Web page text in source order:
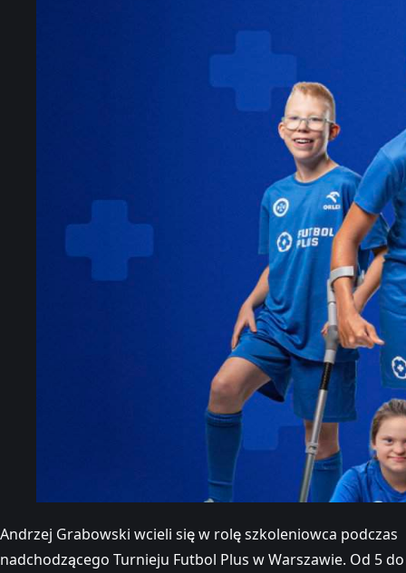
Andrzej Grabowski wcieli się w rolę szkoleniowca podczas
nadchodzącego Turnieju Futbol Plus w Warszawie. Od 5 do